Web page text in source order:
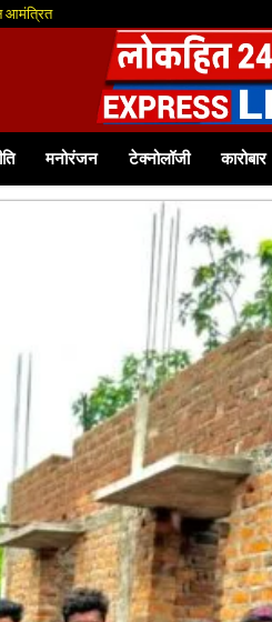
30 अगस्त तक होगा पात्र विद्यार्थियों का पंजीयन
मनोरंजन टेक्नोलॉजी कारोबार